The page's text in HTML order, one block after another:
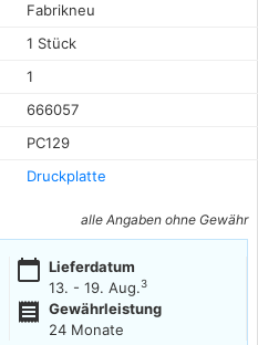
Fabrikneu
1 Stück
1
666057
PC129
Druckplatte
alle Angaben ohne Gewähr
calendar_today Lieferdatum
13. - 19. Aug.3
receipt
Gewährleistung
24 Monate